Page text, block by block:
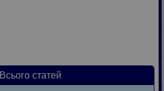
Всього статей